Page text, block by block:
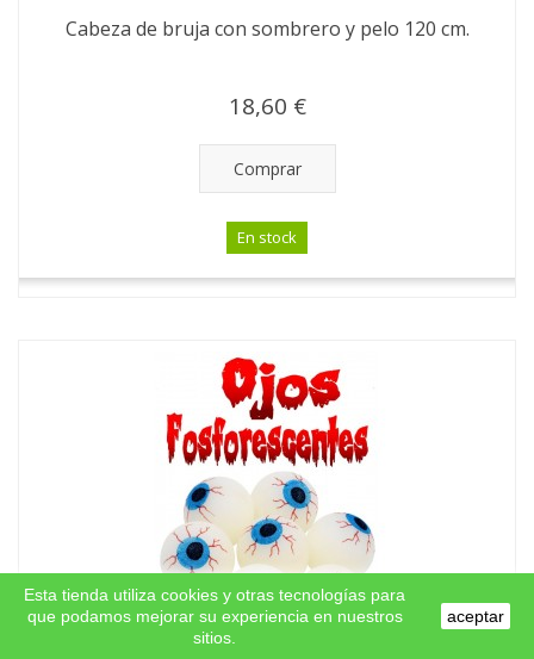
Cabeza de bruja con sombrero y pelo 120 cm.
18,60 €
Comprar
En stock
Esta tienda utiliza cookies y otras tecnologías para
que podamos mejorar su experiencia en nuestros
sitios.
aceptar